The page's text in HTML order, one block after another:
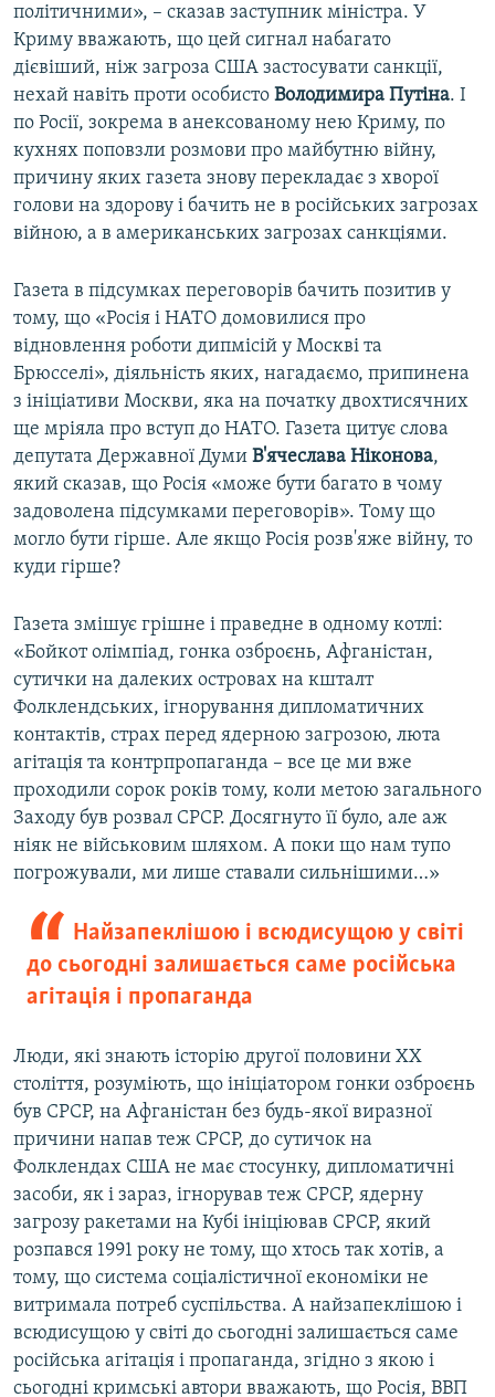
політичними», – сказав заступник міністра. У
Криму вважають, що цей сигнал набагато
дієвіший, ніж загроза США застосувати санкції,
нехай навіть проти особисто Володимира Путіна. І
по Росії, зокрема в анексованому нею Криму, по
кухнях поповзли розмови про майбутню війну,
причину яких газета знову перекладає з хворої
голови на здорову і бачить не в російських загрозах
війною, а в американських загрозах санкціями.
Газета в підсумках переговорів бачить позитив у
тому, що «Росія і НАТО домовилися про
відновлення роботи дипмісій у Москві та
Брюсселі», діяльність яких, нагадаємо, припинена
з ініціативи Москви, яка на початку двохтисячних
ще мріяла про вступ до НАТО. Газета цитує слова
депутата Державної Думи В'ячеслава Ніконова,
який сказав, що Росія «може бути багато в чому
задоволена підсумками переговорів». Тому що
могло бути гірше. Але якщо Росія розв'яже війну, то
куди гірше?
Газета змішує грішне і праведне в одному котлі:
«Бойкот олімпіад, гонка озброєнь, Афганістан,
сутички на далеких островах на кшталт
Фолклендських, ігнорування дипломатичних
контактів, страх перед ядерною загрозою, люта
агітація та контрпропаганда – все це ми вже
проходили сорок років тому, коли метою загального
Заходу був розвал СРСР. Досягнуто її було, але аж
ніяк не військовим шляхом. А поки що нам тупо
погрожували, ми лише ставали сильнішими…»
Найзапеклішою і всюдисущою у світі
до сьогодні залишається саме російська
агітація і пропаганда
Люди, які знають історію другої половини ХХ
століття, розуміють, що ініціатором гонки озброєнь
був СРСР, на Афганістан без будь-якої виразної
причини напав теж СРСР, до сутичок на
Фолклендах США не має стосунку, дипломатичні
засоби, як і зараз, ігнорував теж СРСР, ядерну
загрозу ракетами на Кубі ініціював СРСР, який
розпався 1991 року не тому, що хтось так хотів, а
тому, що система соціалістичної економіки не
витримала потреб суспільства. А найзапеклішою і
всюдисущою у світі до сьогодні залишається саме
російська агітація і пропаганда, згідно з якою і
сьогодні кримські автори вважають, що Росія, ВВП